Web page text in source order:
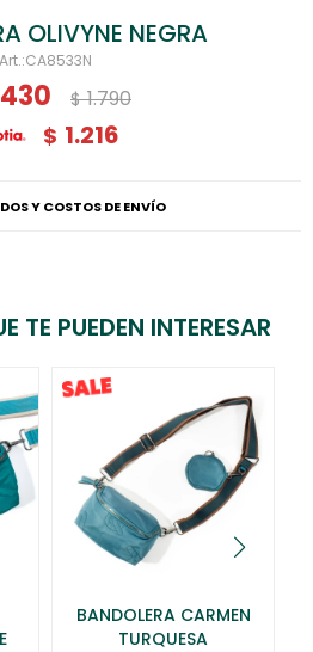
OLIVYNE NEGRA
CA8533N
$ 1.790
$ 1.216
Y COSTOS DE ENVÍO
TE PUEDEN INTERESAR
BANDOLERA CARMEN
TURQUESA